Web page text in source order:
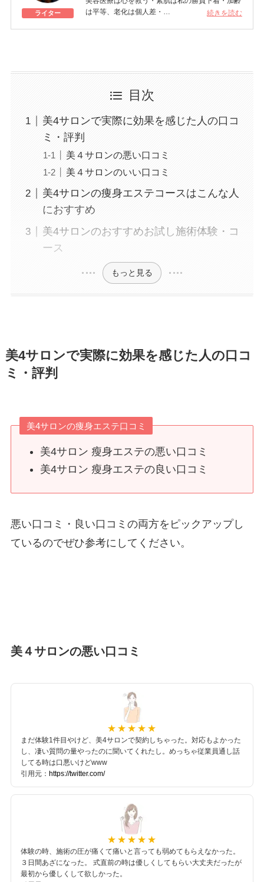
ライター
は平等、老化は個人差・
タ注射、いぼ除去、医療脱毛など
続きを読む
目次
美4サロンで実際に効果を感じた人の口コ
ミ・評判
美４サロンの悪い口コミ
美４サロンのいい口コミ
美4サロンの痩身エステコースはこんな人
におすすめ
美4サロンのおすすめお試し施術体験・コ
ース
もっと見る
美4サロンで実際に効果を感じた人の口コ
ミ・評判
美4サロンの痩身エステ口コミ
美4サロン 瘦身エステの悪い口コミ
美4サロン 瘦身エステの良い口コミ
悪い口コミ・良い口コミの両方をピックアップし
ているのでぜひ参考にしてください。
美４サロンの悪い口コミ
まだ体験1件目やけど、美4サロンで契約しちゃった。対応もよかった
し、凄い質問の量やったのに聞いてくれたし。めっちゃ従業員通し話
してる時は口悪いけどwww
引用元： https://twitter.com/
体験の時、施術の圧が痛くて痛いと言っても弱めてもらえなかった。
３日間あざになった。 式直前の時は優しくしてもらい大丈夫だったが
最初から優しくして欲しかった。